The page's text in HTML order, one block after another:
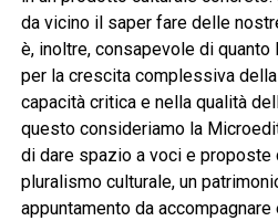
da vicino il saper fare delle
è, inoltre, consapevole di quanto
per la crescita complessiva
capacità critica e nella qualità
questo consideriamo la
di dare spazio a voci e proposte
pluralismo culturale, un
appuntamento da accompagnare